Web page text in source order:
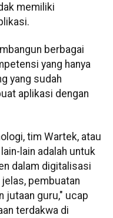
memiliki
berbagai
yang hanya
yang sudah
aplikasi dengan
tim Wartek, atau
lain adalah untuk
dalam digitalisasi
pembuatan
jutaan guru," ucap
terdakwa di